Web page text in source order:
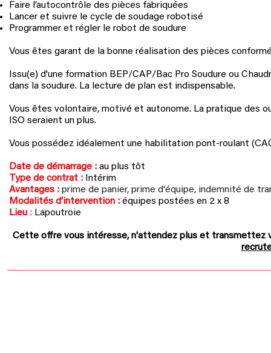
Faire l’autocontrôle des pièces fabriquées
Lancer et suivre le cycle de soudage robotisé
Programmer et régler le robot de soudure
Vous êtes garant de la bonne réalisation des pièces
Issu(e) d'une formation BEP/CAP/Bac Pro Soudure ou
dans la soudure. La lecture de plan est indispensable.
Vous êtes volontaire, motivé et autonome. La pratique des
ISO seraient un plus.
Vous possédez idéalement une habilitation pont-roulant
Date de démarrage : au plus tôt
Type de contrat : Intérim
Avantages : prime de panier, prime d'équipe, indemnité de
Modalités d’intervention : équipes postées en 2 x 8
Lieu : Lapoutroie
Cette offre vous intéresse, n'attendez plus et transmettez